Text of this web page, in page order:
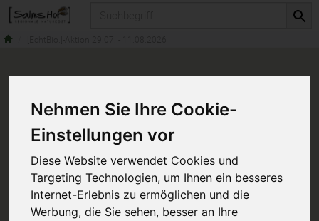
Nehmen Sie Ihre Cookie-
Einstellungen vor
Diese Website verwendet Cookies und
Targeting Technologien, um Ihnen ein besseres
Internet-Erlebnis zu ermöglichen und die
Werbung, die Sie sehen, besser an Ihre